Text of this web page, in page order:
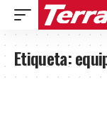
Etiqueta: